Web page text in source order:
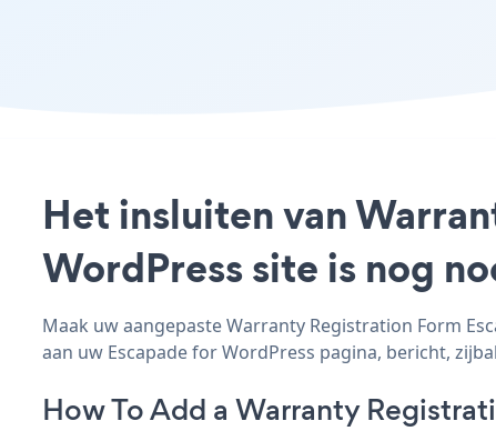
Het insluiten van
WordPress site is nog
Maak uw aangepaste Warranty Registration Form
aan uw Escapade for WordPress pagina, bericht,
How To Add a Warranty